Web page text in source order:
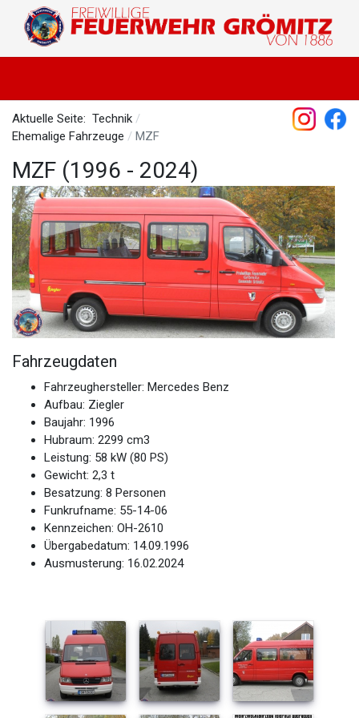
Aktuelle Seite: Technik
Ehemalige Fahrzeuge
MZF
MZF (1996 - 2024)
Fahrzeugdaten
Fahrzeughersteller: Mercedes Benz
Aufbau: Ziegler
Baujahr: 1996
Hubraum: 2299 cm3
Leistung: 58 kW (80 PS)
Gewicht: 2,3 t
Besatzung: 8 Personen
Funkrufname: 55-14-06
Kennzeichen: OH-2610
Übergabedatum: 14.09.1996
Ausmusterung: 16.02.2024